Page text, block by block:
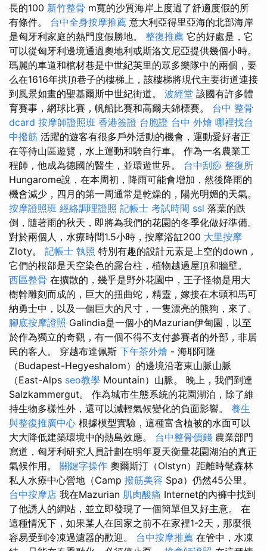
長的100 新竹整骨 m寬的沙質海岸上度過了舒適度假的所
有條件。 台中全身按摩推薦 意大利亞得里亞海的北部海岸
是匈牙利家庭的熱門度假勝地。 整復推薦 它的好處是，它
可以從匈牙利邊境通過奧地利或斯洛文尼亞提供幾個小時。
瑪麗的車道和棺材巷是中世紀英里的眾多樂隊中的兩個，要
么在1616年拱頂巷子的樓梯上，該樓梯將現代主要街道連接
到風景如畫的聖基爾斯中世紀街道。 波經堂 該國有許多體
育賽事，網球比賽，帆船比賽和高爾夫錦標賽。 台中 整骨
dcard 按摩師證照班 香港簽證 台胞證 台中 外燴 哪裡找台
中撥筋 活躍的遊客有很多戶外活動的機會，運動愛好者正
在等待山區遊覽，水上運動和騎自行車。 作為一名農業工
程師，他成為德國的醫生，並環遊世界。 台中刮痧 整復所
Hungarome說，在本周初，降雨可能會增加，然後降雨的
機會減少，四月的第一周通常是乾燥的，陽光明媚的天氣。
按摩證照班 經絡調理證照 記帳士 考試時間 ssl 落葉的跌
倒，隨著雨的秋天，即將為我們的花園的冬季化做好準備。
對於兩個人，水療時間1.5小時，按摩浴缸200 大里按摩
Zloty。 記帳士 執照 特別有趣的設計元素是上空的down，
它們的根部是天空染色的露台柱，植物越過屋頂和牆壁。
西區整骨 在擴散的，幾乎是野外花園中，王子怪物是用大
樹幹雕刻而成的，巨大的扭曲蛇，精靈，嫁接在木頭和馬可
納勇士中，以及一個巨大的尺寸，一隻漂亮的熊狗，來了。
腳底按摩證照 Galindia是一個小的Mazurian伊甸園，以至
於作為獨立的奇觀，有一個不得不支付參賽者的外部，非居
民的客人。 穿越布達佩斯 下午茶外燴 - 海耶阿隆
（Budapest-Hegyeshalom）的邊境沿著東山脈山脈
（East-Alps seo教學 Mountain）山脈。 晚上，我們到達
Salzkammergut。 作為城市生態系統的花園湖泊，除了維
持生物多樣性外，還可以減輕氣候變化的負面影響。 養生
與整復推廣中心 根據模型實驗，這種富含植被的水面可以
大大降低建築環境中的熱島效應。 台中整骨價錢 農業部門
寫道，匈牙利研究人員計劃在明年夏天衡量花園湖泊的真正
氣候作用。 關鍵字操作 奧爾斯汀（Olstyn）距離時髦森林
私人水療中心營地（Camp 撥筋美容 Spa）仍然45公里。
台中按摩店 我在Mazurian 肌肉酸痛 Internet的內褲中找到
了他誘人的網站，並立即發現了一個簡單但又好主意。 在
這種情況下，如果某人在回家之前不在家裡1-2天，那麼很
容易受到冷凍過濾器的歡迎。 台中按摩推薦 在管中，水凍